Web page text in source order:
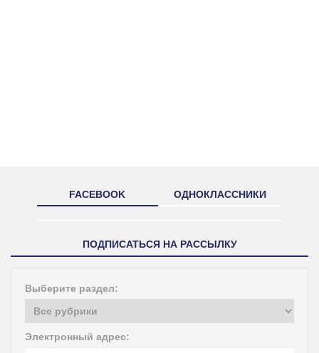
FACEBOOK ОДНОКЛАССНИКИ
ПОДПИСАТЬСЯ НА РАССЫЛКУ
Выберите раздел:
Электронный адрес: